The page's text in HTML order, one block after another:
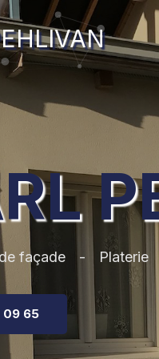
façade Platerie
09 65